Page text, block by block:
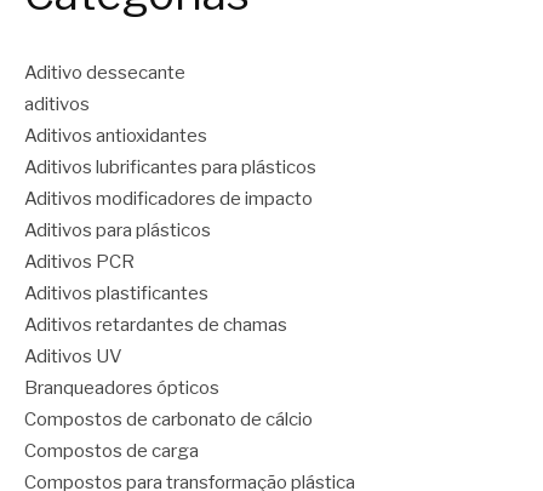
Aditivo dessecante
aditivos
Aditivos antioxidantes
Aditivos lubrificantes para plásticos
Aditivos modificadores de impacto
Aditivos para plásticos
Aditivos PCR
Aditivos plastificantes
Aditivos retardantes de chamas
Aditivos UV
Branqueadores ópticos
Compostos de carbonato de cálcio
Compostos de carga
Compostos para transformação plástica